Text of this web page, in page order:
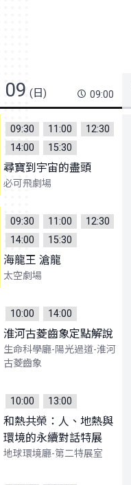
09 (日) 09:00
09:30 11:00
12:30
14:00
15:30
尋寶到宇宙的盡頭
必可飛劇場
09:30 11:00
12:30
14:00
15:30
海龍王 滄龍
太空劇場
10:00 14:00
淮河古菱齒象定點解說
生命科學廳-陽光過道-淮河
古菱齒象
10:00 13:00
和熱共榮：人、地熱與
環境的永續對話特展
地球環境廳-第二特展室